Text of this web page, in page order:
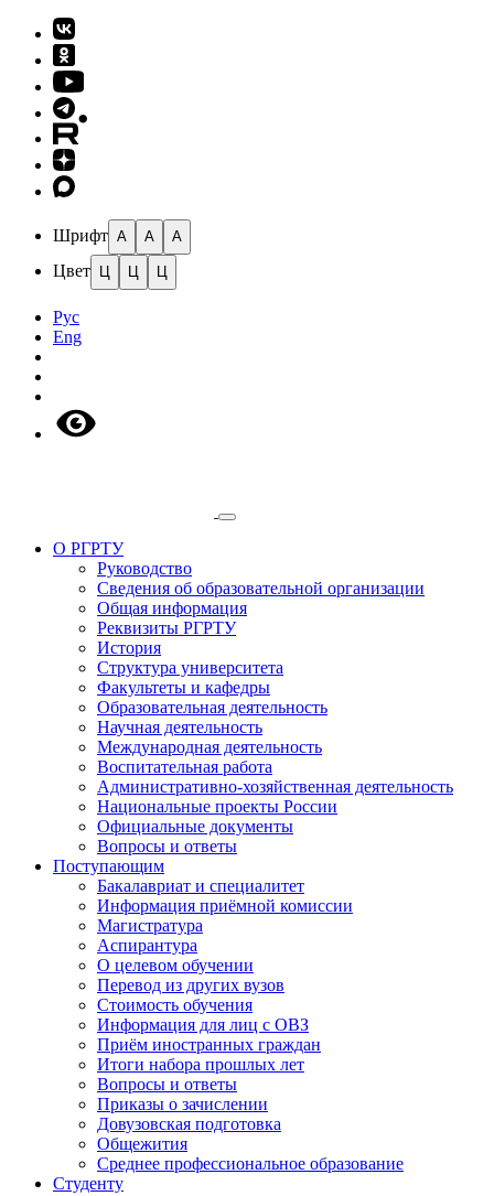
Шрифт A A A
Цвет Ц Ц Ц
Рус
Eng
О РГРТУ
Руководство
Сведения об образовательной организации
Общая информация
Реквизиты РГРТУ
История
Структура университета
Факультеты и кафедры
Образовательная деятельность
Научная деятельность
Международная деятельность
Воспитательная работа
Административно-хозяйственная деятельность
Национальные проекты России
Официальные документы
Вопросы и ответы
Поступающим
Бакалавриат и специалитет
Информация приёмной комиссии
Магистратура
Аспирантура
О целевом обучении
Перевод из других вузов
Стоимость обучения
Информация для лиц с ОВЗ
Приём иностранных граждан
Итоги набора прошлых лет
Вопросы и ответы
Приказы о зачислении
Довузовская подготовка
Общежития
Среднее профессиональное образование
Студенту